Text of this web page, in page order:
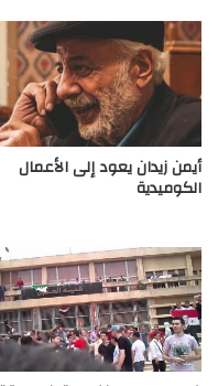
أيمن زيدان يعود إلى الأعمال
الكوميدية